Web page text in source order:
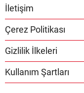
İletişim
Çerez Politikası
Gizlilik İlkeleri
Kullanım Şartları